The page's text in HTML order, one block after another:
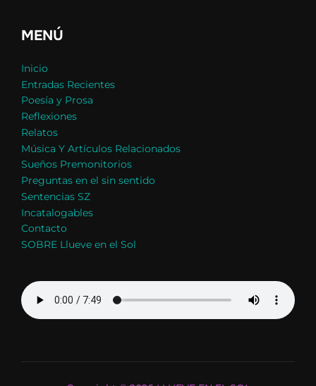
MENÚ
Inicio
Entradas Recientes
Poesía y Prosa
Reflexiones
Relatos
Música Y Artículos Relacionados
Sueños Premonitorios
Preguntas en el sin sentido
Sentencias SZ
Incatalogables
Contacto
SOBRE Llueve en el Sol